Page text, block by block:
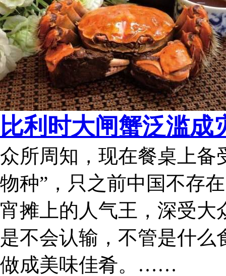
比利时大闸蟹泛滥成
众所周知，现在餐桌上备
物种”，只之前中国不存
宵摊上的人气王，深受大
是不会认输，不管是什
做成美味佳肴。……